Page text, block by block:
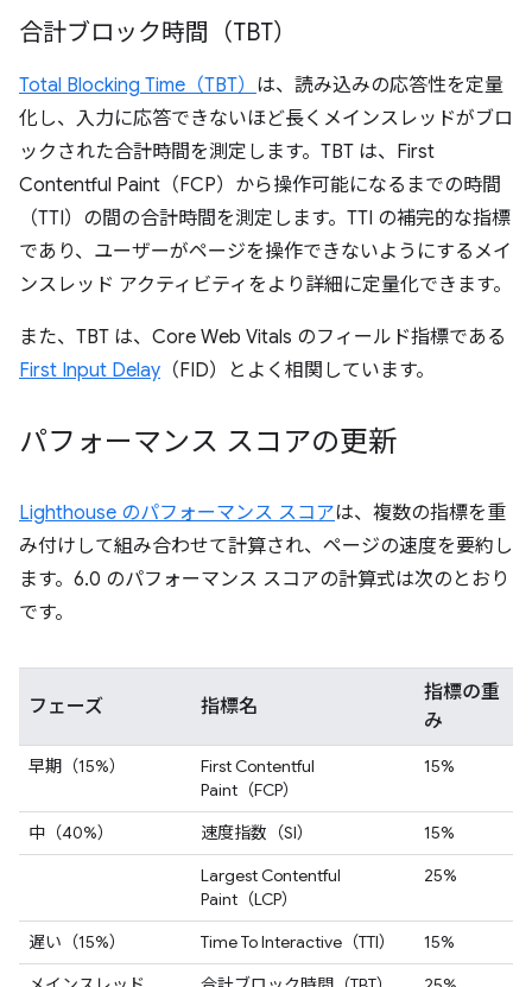
合計ブロック時間（TBT）
Total Blocking Time（TBT） は、読み込みの応答性を定量
化し、入力に応答できないほど長くメインスレッドがブロ
ックされた合計時間を測定します。TBT は、First
Contentful Paint（FCP）から操作可能になるまでの時間
（TTI）の間の合計時間を測定します。TTI の補完的な指標
であり、ユーザーがページを操作できないようにするメイ
ンスレッド アクティビティをより詳細に定量化できます。
また、TBT は、Core Web Vitals のフィールド指標である
First Input Delay （FID）とよく相関しています。
パフォーマンス スコアの更新
Lighthouse のパフォーマンス スコアは、複数の指標を重
み付けして組み合わせて計算され、ページの速度を要約し
ます。6.0 のパフォーマンス スコアの計算式は次のとおり
です。
フェーズ 指標名
指標の重
み
早期（15%）
First Contentful
Paint（FCP）
15%
中（40%） 速度指数（SI）
15%
Largest Contentful
Paint（LCP）
25%
遅い（15%） Time To Interactive（TTI）
15%